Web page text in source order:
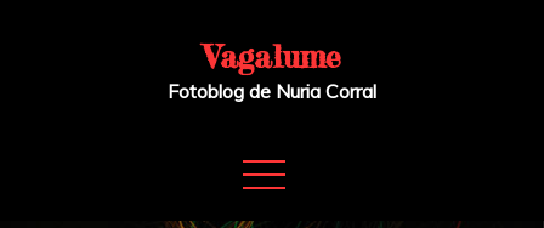
Vagalume
Fotoblog de Nuria Corral